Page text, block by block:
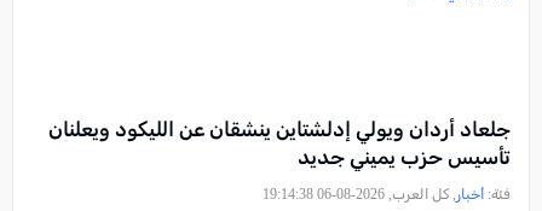
جلعاد أردان ويولي إدلشتاين ينشقان عن الليكود ويعلنان
تأسيس حزب يميني جديد
فئة: أخبار , كل العرب, 2026-08-06 19:14:38